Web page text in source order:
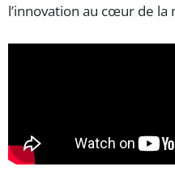
l’innovation au cœur de